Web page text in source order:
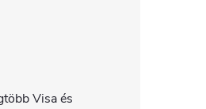
Visa és